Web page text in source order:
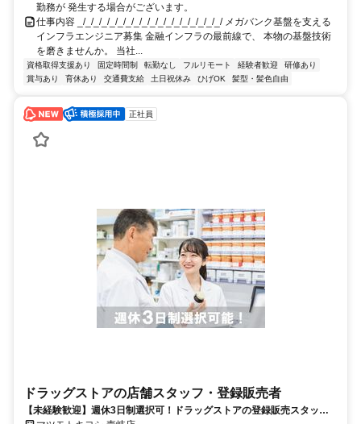
勤務が 発生する場合がございます。
仕事内容 _/_/_/_/_/_/_/_/_/_/_/_/_/_/_/_/_/_/ メガバンク基盤を支える
インフラエンジニア募集 金融インフラの最前線で、 本物の基盤技術
を磨きませんか。 当社...
資格取得支援あり 固定時間制 転勤なし フルリモート 経験者歓迎
研修あり
賞与あり
育休あり 交通費支給 土日祝休み ひげOK 髪型・髪色自由
正社員
ドラッグストアの店舗スタッフ・登録販売者
【未経験歓迎】週休3日制選択可！ドラッグストアの登録販売スタッ